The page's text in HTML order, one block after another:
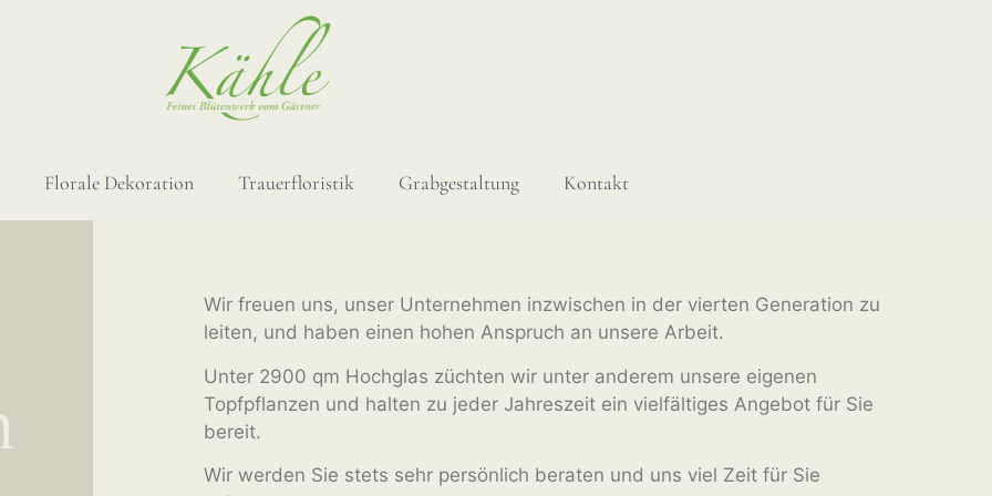
Florale Dekoration Trauerfloristik Grabgestaltung Kontakt
Wir freuen uns, unser Unternehmen inzwischen in der vierten Generation zu
leiten, und haben einen hohen Anspruch an unsere Arbeit.
Unter 2900 qm Hochglas züchten wir unter anderem unsere eigenen
Topfpflanzen und halten zu jeder Jahreszeit ein vielfältiges Angebot für Sie
bereit.
Wir werden Sie stets sehr persönlich beraten und uns viel Zeit für Sie